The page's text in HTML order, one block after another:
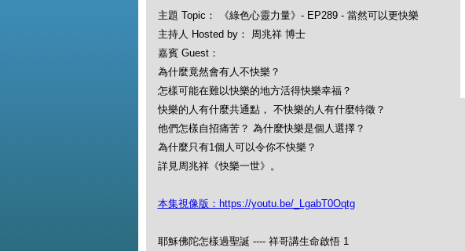
主題 Topic： 《綠色心靈力量》- EP289 - 當然可以更快樂
主持人 Hosted by： 周兆祥 博士
嘉賓 Guest：
為什麼竟然會有人不快樂？
怎樣可能在難以快樂的地方活得快樂幸福？
快樂的人有什麼共通點， 不快樂的人有什麼特徵？
他們怎樣自招痛苦？ 為什麼快樂是個人選擇？
為什麼只有1個人可以令你不快樂？
詳見周兆祥《快樂一世》。
本集視像版：https://youtu.be/_LgabT0Oqtg
耶穌佛陀怎樣過聖誕 ---- 祥哥講生命啟悟 1